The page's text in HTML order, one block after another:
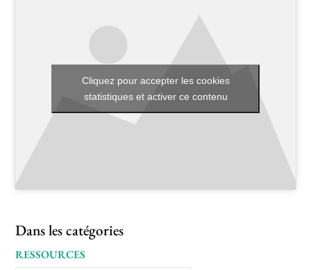
Concours de recrutement
Concours scolaires
Conférences, tables rondes
Critique d’ouvrages publiés
Culture
Cliquez pour accepter les cookies
statistiques et activer ce contenu
Dans les catégories
RESSOURCES